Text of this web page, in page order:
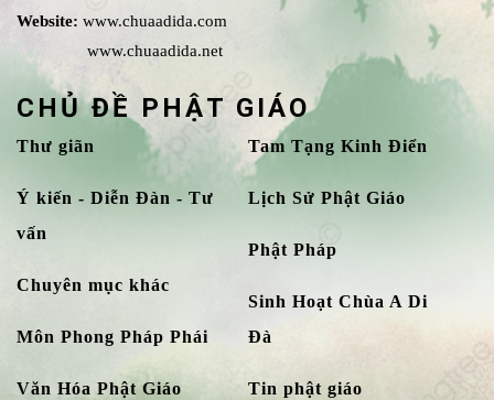
Website: www.chuaadida.com
www.chuaadida.net
CHỦ ĐỀ PHẬT GIÁO
Thư giãn
Ý kiến - Diễn Đàn - Tư
vấn
Chuyên mục khác
Môn Phong Pháp Phái
Văn Hóa Phật Giáo
Tam Tạng Kinh Điển
Lịch Sử Phật Giáo
Phật Pháp
Sinh Hoạt Chùa A Di
Đà
Tin phật giáo